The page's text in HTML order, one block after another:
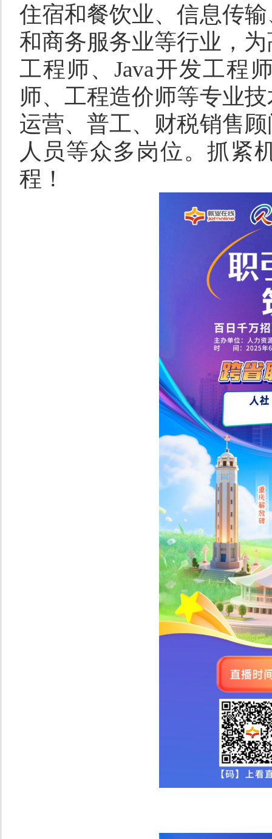
住宿和餐饮业、信息传
和商务服务业等行业，
工程师、Java开发工程
师、工程造价师等专业
运营、普工、财税销售
人员等众多岗位。抓紧
程！